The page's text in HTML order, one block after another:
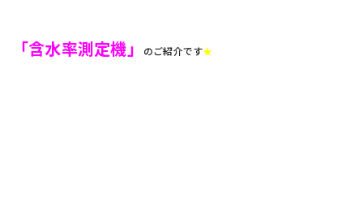
「含水率測定機」 のご紹介です★